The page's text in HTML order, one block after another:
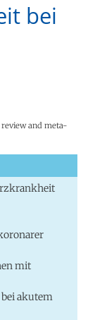
bei
and meta-
mit
akutem